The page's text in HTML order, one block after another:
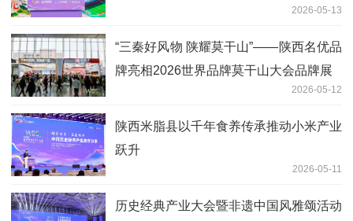
2026-05-13
“三秦好风物 陕耀莫干山”——陕西名优品
牌亮相2026世界品牌莫干山大会品牌展
2026-05-12
陕西米脂县以千年食养传承推动小米产业
跃升
2026-05-11
历史经典产业大会暨非遗中国风雅颂活动